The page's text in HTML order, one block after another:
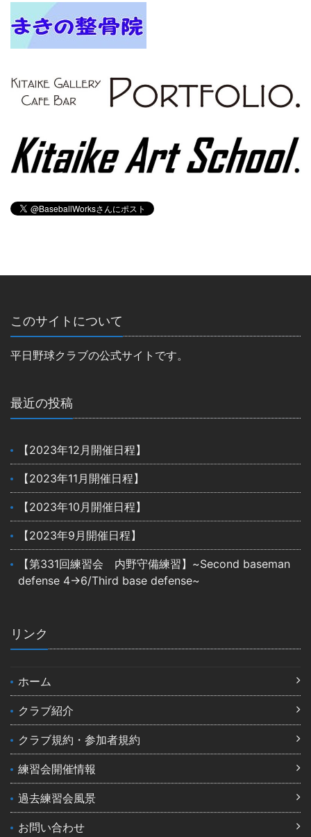
このサイトについて
平日野球クラブの公式サイトです。
最近の投稿
【2023年12月開催日程】
【2023年11月開催日程】
【2023年10月開催日程】
【2023年9月開催日程】
【第331回練習会 内野守備練習】~Second baseman
defense 4→6/Third base defense~
リンク
ホーム
クラブ紹介
クラブ規約・参加者規約
練習会開催情報
過去練習会風景
お問い合わせ